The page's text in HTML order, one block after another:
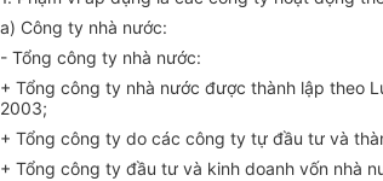
a) Công ty nhà nước:
- Tổng công ty nhà nước:
+ Tổng công ty nhà nước được thành lập theo
2003;
+ Tổng công ty do các công ty tự đầu tư và
+ Tổng công ty đầu tư và kinh doanh vốn nhà